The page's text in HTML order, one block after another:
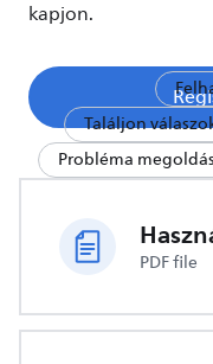
kapjon.
Találjon
Probléma
PDF file